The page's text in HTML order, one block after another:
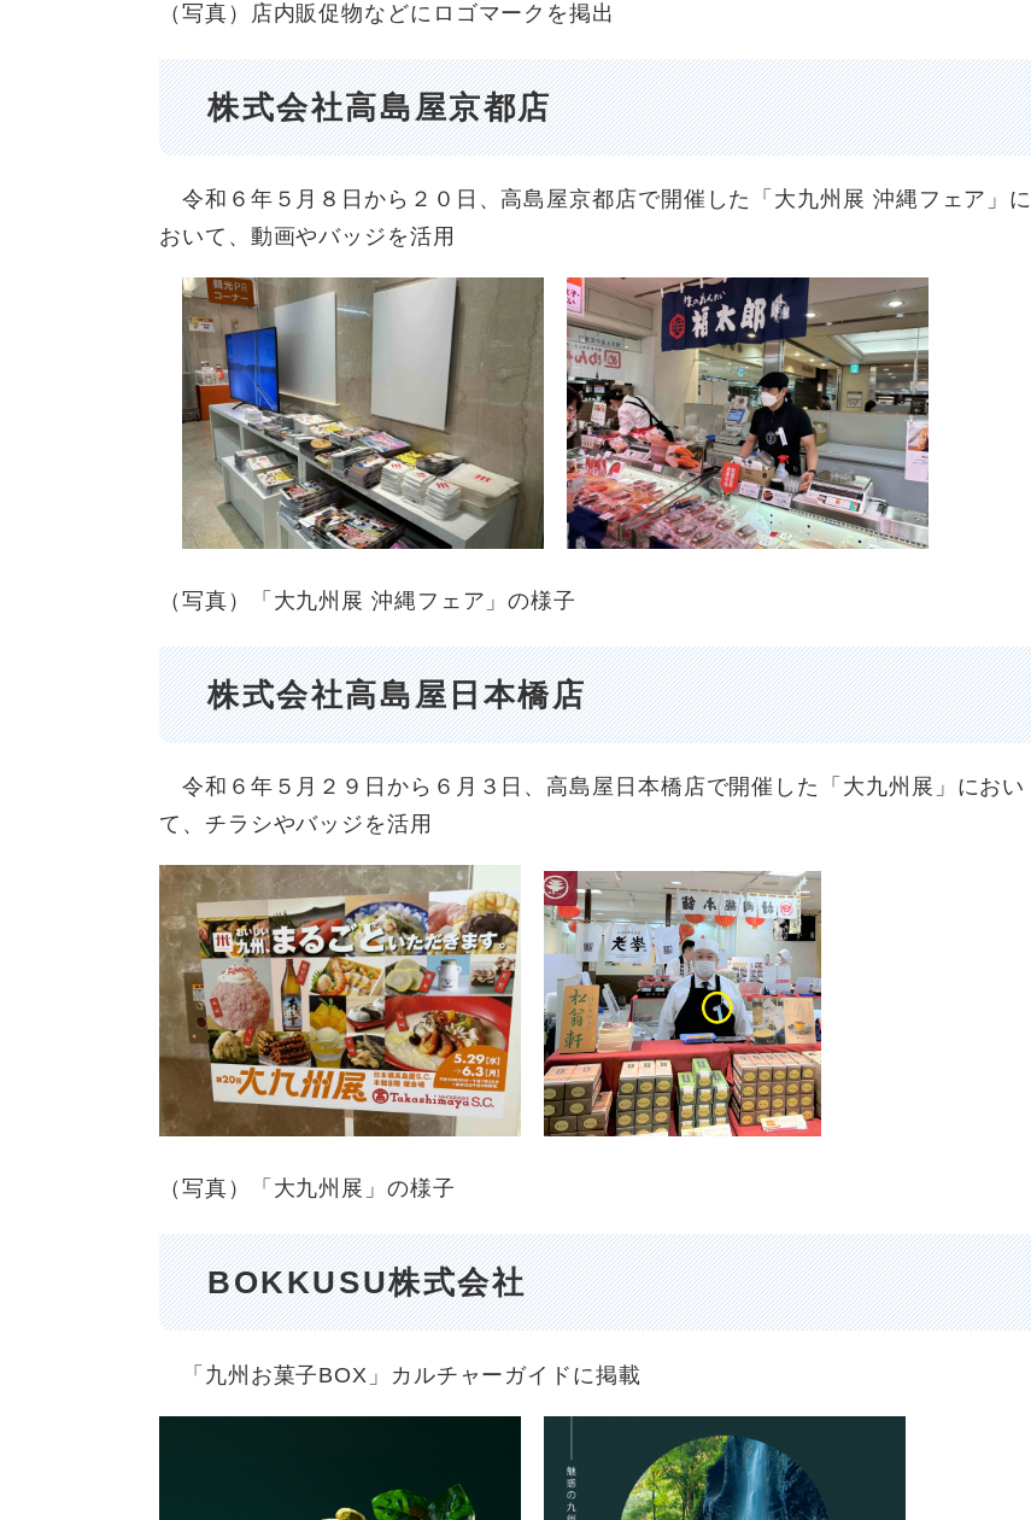
​（写真）店内販促物などにロゴマークを掲出
株式会社高島屋京都店
令和６年５月８日から２０日、高島屋京都店で開催した「大九州展 沖縄フェア」に
おいて、動画やバッジを活用
（写真）「大九州展 沖縄フェア」の様子
株式会社高島屋日本橋店
令和６年５月２９日から６月３日、高島屋日本橋店で開催した「大九州展」におい
て、チラシやバッジを活用
（写真）「大九州展」の様子
BOKKUSU株式会社
「九州お菓子BOX」カルチャーガイドに掲載